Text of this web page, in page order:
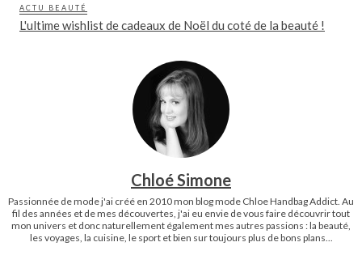
ACTU BEAUTÉ
L'ultime wishlist de cadeaux de Noël du coté de la beauté !
Chloé Simone
Passionnée de mode j'ai créé en 2010 mon blog mode Chloe Handbag Addict. Au
fil des années et de mes découvertes, j'ai eu envie de vous faire découvrir tout
mon univers et donc naturellement également mes autres passions : la beauté,
les voyages, la cuisine, le sport et bien sur toujours plus de bons plans...